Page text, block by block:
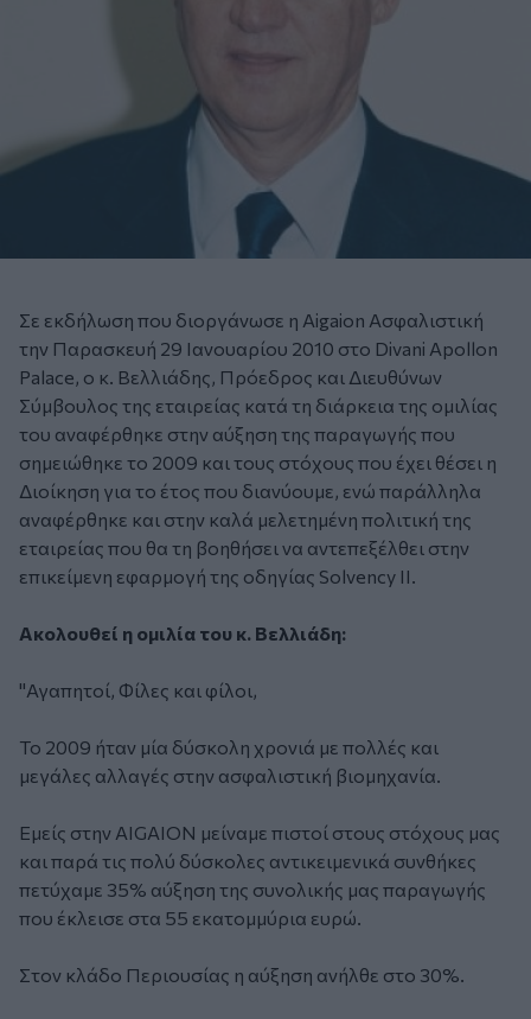
Σε εκδήλωση που διοργάνωσε η Aigaion Ασφαλιστική
την Παρασκευή 29 Ιανουαρίου 2010 στο Divani Apollon
Palace, ο κ. Βελλιάδης, Πρόεδρος και Διευθύνων
Σύμβουλος της εταιρείας κατά τη διάρκεια της ομιλίας
του αναφέρθηκε στην αύξηση της παραγωγής που
σημειώθηκε το 2009 και τους στόχους που έχει θέσει η
Διοίκηση για το έτος που διανύουμε, ενώ παράλληλα
αναφέρθηκε και στην καλά μελετημένη πολιτική της
εταιρείας που θα τη βοηθήσει να αντεπεξέλθει στην
επικείμενη εφαρμογή της οδηγίας Solvency II.
Ακολουθεί η ομιλία του κ. Βελλιάδη:
"Αγαπητοί, Φίλες και φίλοι,
Το 2009 ήταν μία δύσκολη χρονιά με πολλές και
μεγάλες αλλαγές στην ασφαλιστική βιομηχανία.
Εμείς στην AIGAION μείναμε πιστοί στους στόχους μας
και παρά τις πολύ δύσκολες αντικειμενικά συνθήκες
πετύχαμε 35% αύξηση της συνολικής μας παραγωγής
που έκλεισε στα 55 εκατομμύρια ευρώ.
Στον κλάδο Περιουσίας η αύξηση ανήλθε στο 30%.